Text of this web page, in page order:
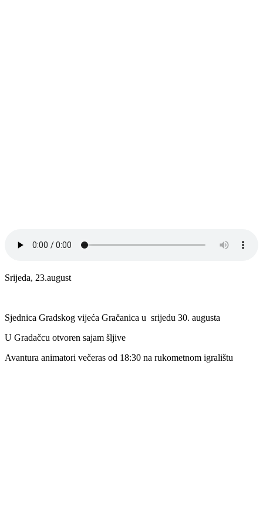
Srijeda, 23.august
Sjednica Gradskog vijeća Gračanica u srijedu 30. augusta
U Gradačcu otvoren sajam šljive
Avantura animatori večeras od 18:30 na rukometnom igralištu